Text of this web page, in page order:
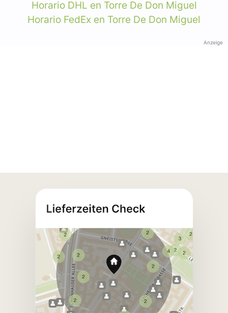
Horario DHL en Torre De Don Miguel
Horario FedEx en Torre De Don Miguel
Anzeige